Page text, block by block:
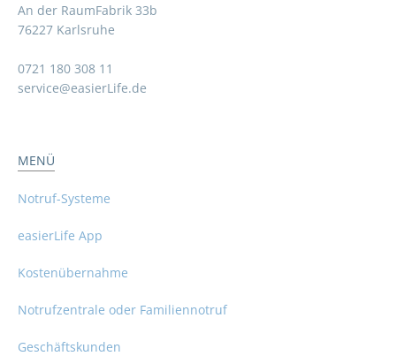
An der RaumFabrik 33b
76227 Karlsruhe
0721 180 308 11
service@easierLife.de
MENÜ
Notruf-Systeme
easierLife App
Kostenübernahme
Notrufzentrale oder Familiennotruf
Geschäftskunden